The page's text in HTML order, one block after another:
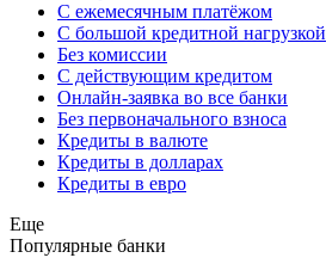
С ежемесячным платёжом
С большой кредитной нагрузкой
Без комиссии
С действующим кредитом
Онлайн-заявка во все банки
Без первоначального взноса
Кредиты в валюте
Кредиты в долларах
Кредиты в евро
Еще
Популярные банки